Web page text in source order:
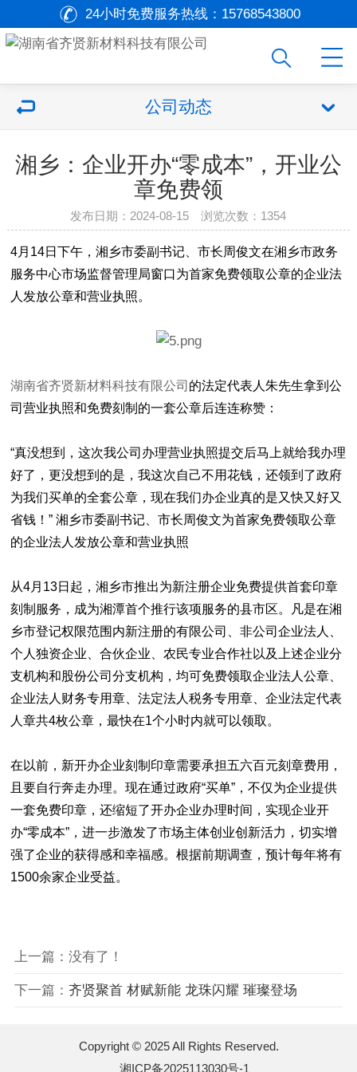
24小时免费服务热线： 15768543800
公司动态
湘乡：企业开办“零成本”，开业公
章免费领
发布日期：2024-08-15 浏览次数： 1354
4月14日下午，湘乡市委副书记、市长周俊文在湘乡市政务
服务中心市场监督管理局窗口为首家免费领取公章的企业法
人发放公章和营业执照。
湖南省齐贤新材料科技有限公司 的法定代表人朱先生拿到公
司营业执照和免费刻制的一套公章后连连称赞：
“真没想到，这次我公司办理营业执照提交后马上就给我办理
好了，更没想到的是，我这次自己不用花钱，还领到了政府
为我们买单的全套公章，现在我们办企业真的是又快又好又
省钱！” 湘乡市委副书记、市长周俊文为首家免费领取公章
的企业法人发放公章和营业执照
从4月13日起，湘乡市推出为新注册企业免费提供首套印章
刻制服务，成为湘潭首个推行该项服务的县市区。凡是在湘
乡市登记权限范围内新注册的有限公司、非公司企业法人、
个人独资企业、合伙企业、农民专业合作社以及上述企业分
支机构和股份公司分支机构，均可免费领取企业法人公章、
企业法人财务专用章、法定法人税务专用章、企业法定代表
人章共4枚公章，最快在1个小时内就可以领取。
在以前，新开办企业刻制印章需要承担五六百元刻章费用，
且要自行奔走办理。现在通过政府“买单”，不仅为企业提供
一套免费印章，还缩短了开办企业办理时间，实现企业开
办“零成本”，进一步激发了市场主体创业创新活力，切实增
强了企业的获得感和幸福感。根据前期调查，预计每年将有
1500余家企业受益。
上一篇：没有了！
下一篇： 齐贤聚首 材赋新能 龙珠闪耀 璀璨登场
Copyright © 2025 All Rights Reserved.
湘ICP备2025113030号-1